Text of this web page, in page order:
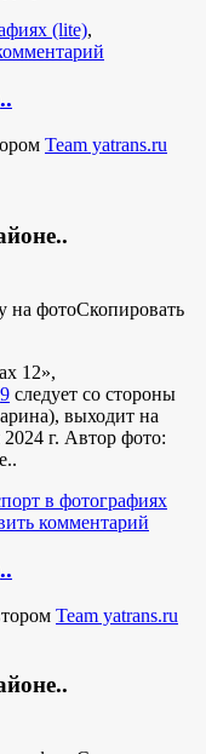
(lite),
Team yatrans.ru
на фотоСкопировать
12»,
9 следует со стороны
выходит на
г. Автор фото:
в фотографиях
комментарий
Team yatrans.ru